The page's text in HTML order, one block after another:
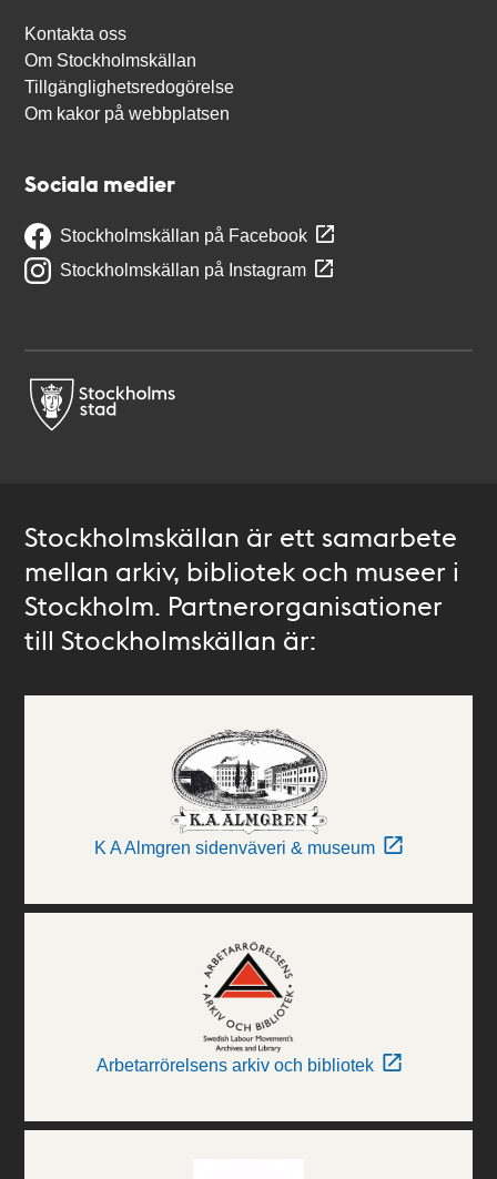
Kontakta oss
Om Stockholmskällan
Tillgänglighetsredogörelse
Om kakor på webbplatsen
Sociala medier
Stockholmskällan på Facebook
Stockholmskällan på Instagram
Stockholmskällan är ett samarbete
mellan arkiv, bibliotek och museer i
Stockholm. Partnerorganisationer
till Stockholmskällan är:
K A Almgren sidenväveri & museum
Arbetarrörelsens arkiv och bibliotek